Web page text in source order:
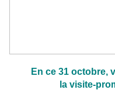
En ce 31 octobre,
la visite-